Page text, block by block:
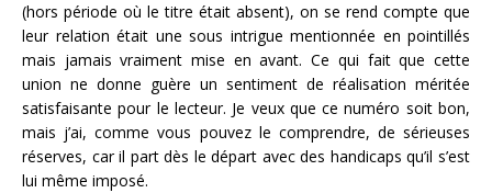
(hors période où le titre était absent), on se rend compte que
leur relation était une sous intrigue mentionnée en pointillés
mais jamais vraiment mise en avant. Ce qui fait que cette
union ne donne guère un sentiment de réalisation méritée
satisfaisante pour le lecteur. Je veux que ce numéro soit bon,
mais j’ai, comme vous pouvez le comprendre, de sérieuses
réserves, car il part dès le départ avec des handicaps qu’il s’est
lui même imposé.